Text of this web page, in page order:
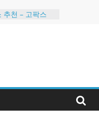
추천 – 고팍스
행 멤버십 현
위 BEST 2